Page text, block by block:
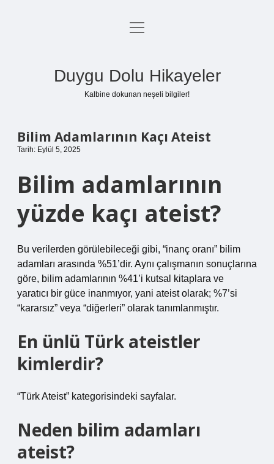
Anasayfa
menüyü
Duygu Dolu Hikayeler
Kalbine dokunan neşeli bilgiler!
Bilim Adamlarının Kaçı Ateist
Tarih: Eylül 5, 2025
Bilim adamlarının
yüzde kaçı ateist?
Bu verilerden görülebileceği gibi, “inanç oranı” bilim
adamları arasında %51’dir. Aynı çalışmanın sonuçlarına
göre, bilim adamlarının %41’i kutsal kitaplara ve
yaratıcı bir güce inanmıyor, yani ateist olarak; %7’si
“kararsız” veya “diğerleri” olarak tanımlanmıştır.
En ünlü Türk ateistler
kimlerdir?
“Türk Ateist” kategorisindeki sayfalar.
Neden bilim adamları
ateist?